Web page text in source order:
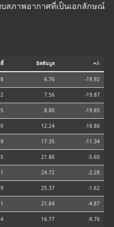
สภาพอากาศที่เป็นเอกลักษณ์
อิสตันบูล +/-
6.76 -19.92
7.56 -19.87
8.80 -19.85
12.24 -16.86
17.35 -11.34
21.86 -5.60
24.72 -2.28
25.37 -1.62
21.84 -4.87
16.77 -9.76